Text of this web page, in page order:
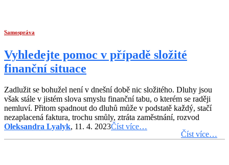
Samospráva
Vyhledejte pomoc v případě složité
finanční situace
Zadlužit se bohužel není v dnešní době nic složitého. Dluhy jsou
však stále v jistém slova smyslu finanční tabu, o kterém se raději
nemluví. Přitom spadnout do dluhů může v podstatě každý, stačí
nezaplacená faktura, trochu smůly, ztráta zaměstnání, rozvod
Číst více…
Oleksandra Lyalyk, 11. 4. 2023Číst více…